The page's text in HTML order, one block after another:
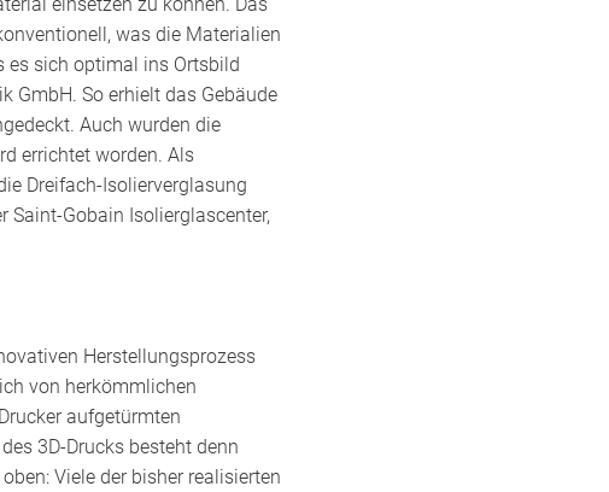
was die Materialien
es sich optimal ins Ortsbild
GmbH. So erhielt das Gebäude
Auch wurden die
errichtet worden. Als
Dreifach-Isolierverglasung
Saint-Gobain Isolierglascenter,
Herstellungsprozess
von herkömmlichen
aufgetürmten
3D-Drucks besteht denn
Viele der bisher realisierten